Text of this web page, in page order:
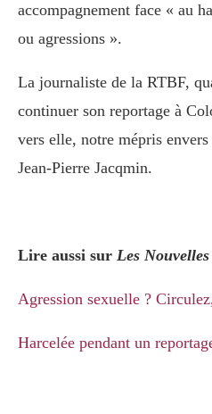
accompagnement face « au
ou agressions ».
La journaliste de la RTBF,
continuer son reportage à
vers elle, notre mépris
Jean-Pierre Jacqmin.
Lire aussi sur Les
Agression sexuelle ?
Harcelée pendant un